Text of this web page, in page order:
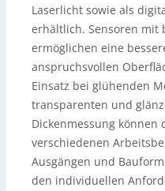
Laserlicht sowie als
erhältlich. Sensoren mit
ermöglichen eine
anspruchsvollen
Einsatz bei glühenden
transparenten und
Dickenmessung können
verschiedenen
Ausgängen und
den individuellen